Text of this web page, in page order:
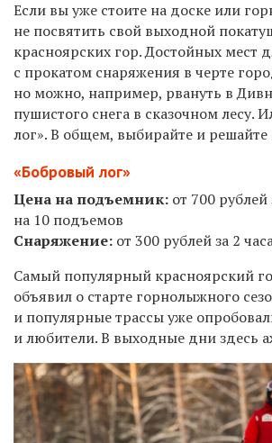
Если вы уже стоите на доске или
не посвятить свой выходной
красноярских гор. Достойных мест
с прокатом снаряжения в черте
но можно, например, рвануть в
пушистого снега в сказочном лесу.
лог». В общем, выбирайте и решайте
«Бобровый лог»
Цена на подъемник: от 700
на 10 подъемов
Снаряжение: от 300 рублей за 2
Самый популярный красноярский
объявил о старте горнолыжного
и популярные трассы уже
и любители. В выходные дни здесь